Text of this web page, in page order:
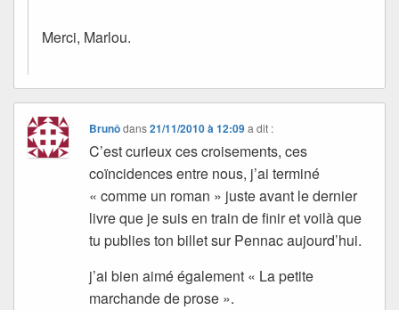
Merci, Marlou.
Brunôdans21/11/2010 à 12:09 a dit :
C’est curieux ces croisements, ces
coïncidences entre nous, j’ai terminé
« comme un roman » juste avant le dernier
livre que je suis en train de finir et voilà que
tu publies ton billet sur Pennac aujourd’hui.
j’ai bien aimé également « La petite
marchande de prose ».